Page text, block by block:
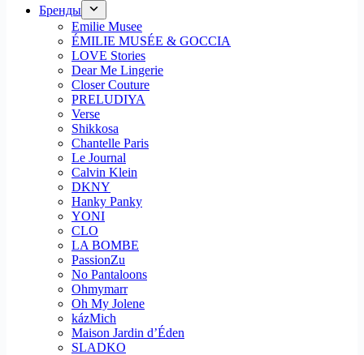
Бренды
Emilie Musee
ÉMILIE MUSÉE & GOCCIA
LOVE Stories
Dear Me Lingerie
Closer Couture
PRELUDIYA
Verse
Shikkosa
Chantelle Paris
Le Journal
Calvin Klein
DKNY
Hanky Panky
YONI
CLO
LA BOMBE
PassionZu
No Pantaloons
Ohmymarr
Oh My Jolene
kázMich
Maison Jardin d’Éden
SLADKO